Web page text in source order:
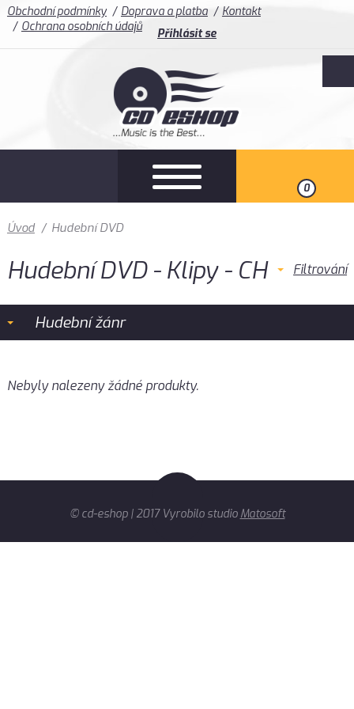
Obchodní podmínky Doprava a platba
Kontakt
Ochrana osobních údajů
Přihlásit se
0
Úvod / Hudební DVD
Hudební DVD - Klipy - CH Filtrování
Hudební žánr
Nebyly nalezeny žádné produkty.
© cd-eshop | 2017 Vyrobilo studio Matosoft